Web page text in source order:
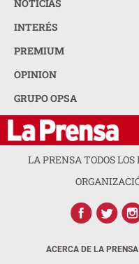
NOTICIAS
INTERÉS
PREMIUM
OPINION
GRUPO OPSA
LA PRENSA TODOS LOS
ACERCA DE LA PRENSA